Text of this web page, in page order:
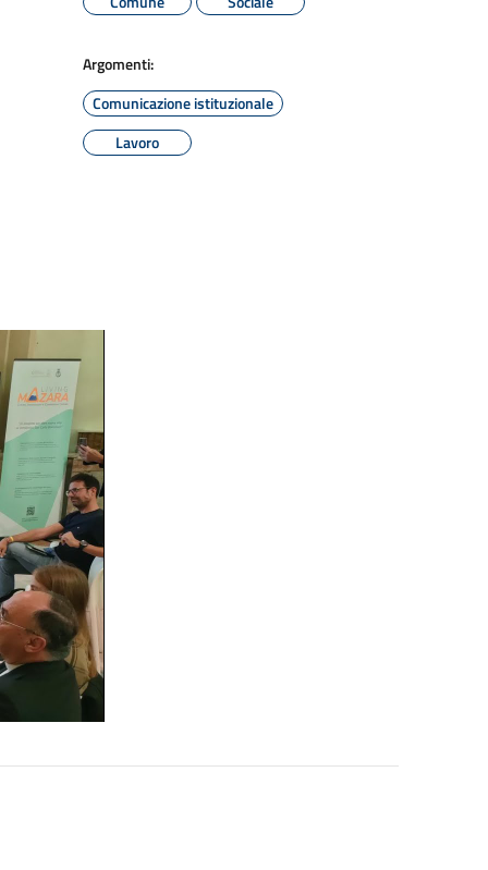
Argomenti:
Comunicazione istituzionale
Lavoro